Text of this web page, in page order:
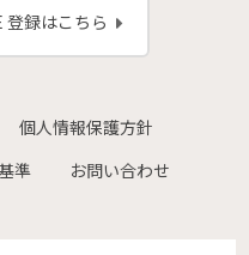
登録はこちら
個人情報保護方針
準 お問い合わせ